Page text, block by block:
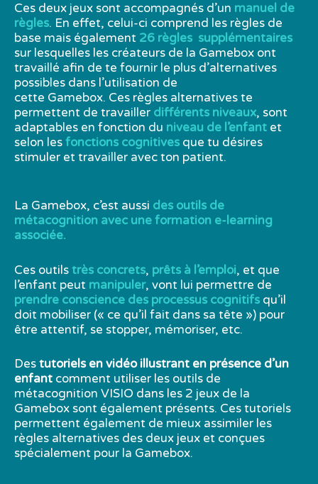
Ces deux jeux sont accompagnés d’un manuel de
règles. En effet, celui-ci comprend les règles de
base mais également 26 règles supplémentaires
sur lesquelles les créateurs de la Gamebox ont
travaillé afin de te fournir le plus d’alternatives
possibles dans l’utilisation de
cette Gamebox. Ces règles alternatives te
permettent de travailler différents niveaux, sont
adaptables en fonction du niveau de l’enfant et
selon lesfonctions cognitives que tu désires
stimuler et travailler avec ton patient.
La Gamebox, c’est aussi des outils de
métacognition avec une formation e-learning
associée.
Ces outilstrès concrets, prêts à l’emploi, et que
l’enfant peut manipuler, vont lui permettre de
prendre conscience des processus cognitifs qu’il
doit mobiliser (« ce qu’il fait dans sa tête ») pour
être attentif, se stopper, mémoriser, etc.
Destutoriels en vidéo illustrant en présence d’un
enfant comment utiliser les outils de
métacognition VISIO dans les 2 jeux de la
Gamebox sont également présents. Ces tutoriels
permettent également de mieux assimiler les
règles alternatives des deux jeux et conçues
spécialement pour la Gamebox.